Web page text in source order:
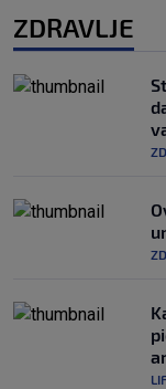
ZDRAVLJE